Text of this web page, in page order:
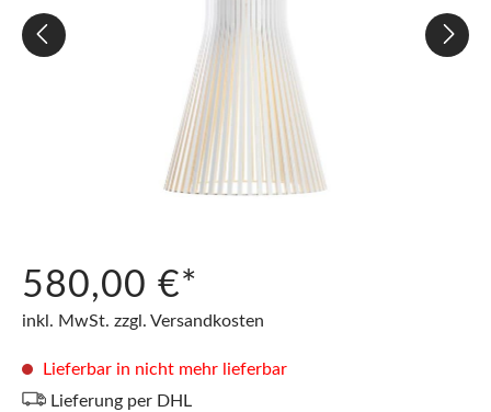
580,00 €*
inkl. MwSt. zzgl. Versandkosten
Lieferbar in nicht mehr lieferbar
Lieferung per DHL